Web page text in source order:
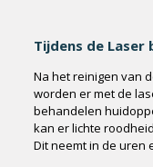
Tijdens de Laser
Na het reinigen van
worden er met de
behandelen
kan er lichte
Dit neemt in de uren